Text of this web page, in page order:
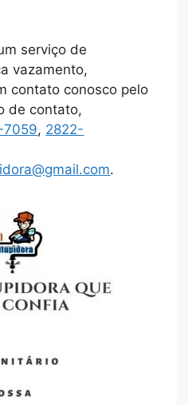
serviço de
vazamento,
contato conosco pelo
de contato,
7059, 2822-
.